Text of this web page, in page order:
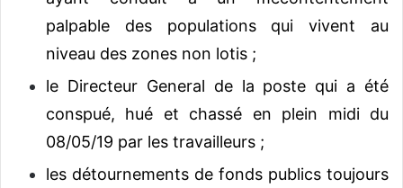
palpable des populations qui vivent au
niveau des zones non lotis ;
le Directeur General de la poste qui a été
conspué, hué et chassé en plein midi du
08/05/19 par les travailleurs ;
les détournements de fonds publics toujours